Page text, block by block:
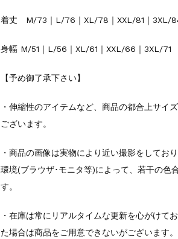
着丈 M/73｜L/76｜XL/78｜XXL/81｜3XL/
身幅 M/51｜L/56｜XL/61｜XXL/66｜3XL/71
【予め御了承下さい】
・伸縮性のアイテムなど、商品の都合上サイ
ございます。
・商品の画像は実物により近い撮影をしてお
環境(ブラウザ･モニタ等)によって、若干の色
す。
・在庫は常にリアルタイムな更新を心がけて
た場合は商品をご用意できないがございます。